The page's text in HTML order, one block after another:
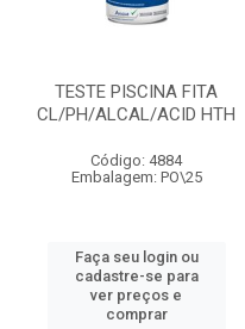
TESTE PISCINA FITA
CL/PH/ALCAL/ACID HTH
Código: 4884
Embalagem: PO\25
Faça seu login ou
cadastre-se para
ver preços e
comprar